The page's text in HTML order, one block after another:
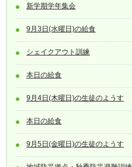
新学期学年集会
9月3日(水曜日)の給食
シェイクアウト訓練
本日の給食
9月4日(木曜日)の生徒のようす
本日の給食
9月5日(金曜日)の生徒のようす